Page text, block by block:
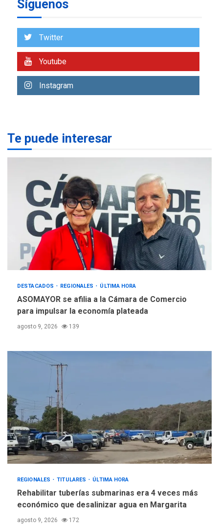
1
Cámara de Comercio para
plateada
submarinas era 4 veces
3
de almacenamiento de agua
a Corazón de Mi Patria
4
REGIONALES ÚLTIMA HORA
Alcaldía de Maneiro sigue
atendiendo falta de agua
con plan de contingencia
5
OPINIÓN
Pesadilla hídrica, por
Síguenos
Twitter
Youtube
Instagram
Te puede interesar
DESTACADOS REGIONALES ÚLTIMA HORA
ASOMAYOR se afilia a la Cámara de Comercio
para impulsar la economía plateada
agosto 9, 2026 139
REGIONALES TITULARES ÚLTIMA HORA
Rehabilitar tuberías submarinas era 4 veces más
económico que desalinizar agua en Margarita
agosto 9, 2026 172